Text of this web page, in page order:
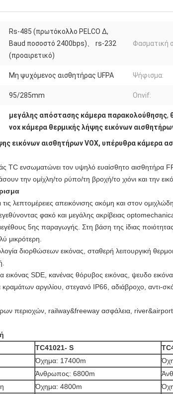
Rs-485 (πρωτόκολλο PELCO Δ,
Baud ποσοστό 2400bps)、 rs-232
(προαιρετικό)
Φασματική
Μη ψυχόμενος αισθητήρας UFPA Ψήφισμα:
95/285mm Onvif:
μεγάλης απόστασης κάμερα παρακολούθησης,
vox κάμερα θερμικής λήψης εικόνων
εικόνων αισθητήρων VOX, υπέρυθρα κάμερα
TC ενσωματώνει τον υψηλό ευαίσθητο αισθητήρα
την ομίχλη/το ρύπο/τη βροχή/το χιόνι και την
τις λεπτομέρειες απεικόνισης ακόμη και στον
φακό και μεγάλης ακρίβειας
5ης παραγωγής. Στη βάση της ίδιας
μικρότερη.
διορθώσεων εικόνας, σταθερή λειτουργική
εικόνας SDE, κανένας θόρυβος εικόνας, ψευδο
κραμάτων αργιλίου, στεγανό IP66, αδιάβροχο, αντι-
περιοχών, railway&freeway ασφάλεια,
TC41021- S
Όχημα: 17400m
Άνθρωπος: 6800m
Όχημα: 4800m